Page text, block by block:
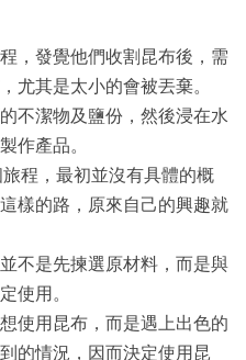
，發覺他們收割昆布後，需
尤其是太小的會被丟棄。
不潔物及鹽份，然後浸在水
作產品。
程，最初並沒有具體的概
樣的路，原來自己的興趣就
不是先揀選原材料，而是與
使用。
使用昆布，而是遇上出色的
的情況，因而決定使用昆